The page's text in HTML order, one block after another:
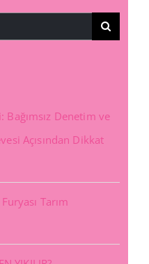
Denetim ve
Açısından Dikkat
Tarım